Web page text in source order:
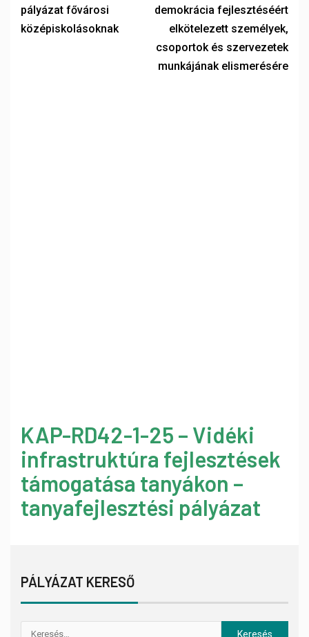
pályázat fővárosi
középiskolásoknak
demokrácia fejlesztéséért
elkötelezett személyek,
csoportok és szervezetek
munkájának elismerésére
KAP-RD42-1-25 – Vidéki
infrastruktúra fejlesztések
támogatása tanyákon –
tanyafejlesztési pályázat
PÁLYÁZAT KERESŐ